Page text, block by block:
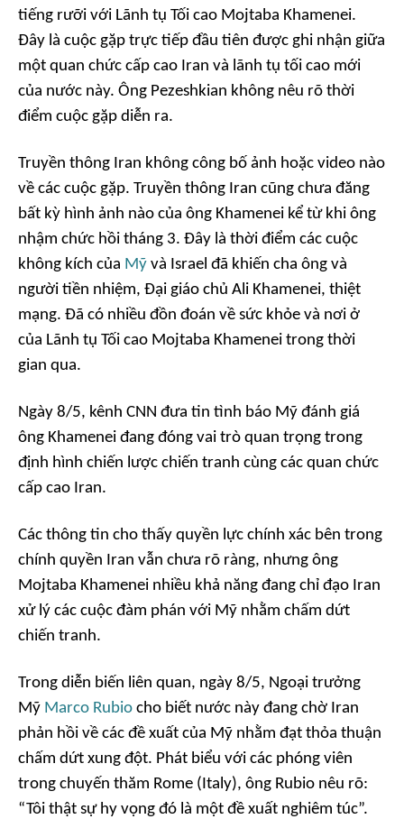
tiếng rưỡi với Lãnh tụ Tối cao Mojtaba Khamenei.
Đây là cuộc gặp trực tiếp đầu tiên được ghi nhận giữa
một quan chức cấp cao Iran và lãnh tụ tối cao mới
của nước này. Ông Pezeshkian không nêu rõ thời
điểm cuộc gặp diễn ra.
Truyền thông Iran không công bố ảnh hoặc video nào
về các cuộc gặp. Truyền thông Iran cũng chưa đăng
bất kỳ hình ảnh nào của ông Khamenei kể từ khi ông
nhậm chức hồi tháng 3. Đây là thời điểm các cuộc
không kích của Mỹ và Israel đã khiến cha ông và
người tiền nhiệm, Đại giáo chủ Ali Khamenei, thiệt
mạng. Đã có nhiều đồn đoán về sức khỏe và nơi ở
của Lãnh tụ Tối cao Mojtaba Khamenei trong thời
gian qua.
Ngày 8/5, kênh CNN đưa tin tình báo Mỹ đánh giá
ông Khamenei đang đóng vai trò quan trọng trong
định hình chiến lược chiến tranh cùng các quan chức
cấp cao Iran.
Các thông tin cho thấy quyền lực chính xác bên trong
chính quyền Iran vẫn chưa rõ ràng, nhưng ông
Mojtaba Khamenei nhiều khả năng đang chỉ đạo Iran
xử lý các cuộc đàm phán với Mỹ nhằm chấm dứt
chiến tranh.
Trong diễn biến liên quan, ngày 8/5, Ngoại trưởng
Mỹ Marco Rubio cho biết nước này đang chờ Iran
phản hồi về các đề xuất của Mỹ nhằm đạt thỏa thuận
chấm dứt xung đột. Phát biểu với các phóng viên
trong chuyến thăm Rome (Italy), ông Rubio nêu rõ:
“Tôi thật sự hy vọng đó là một đề xuất nghiêm túc”.